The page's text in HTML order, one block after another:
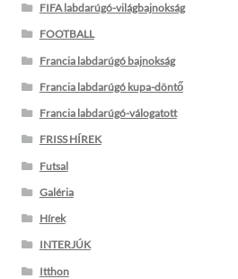
FIFA labdarúgó-világbajnokság
FOOTBALL
Francia labdarúgó bajnokság
Francia labdarúgó kupa-döntő
Francia labdarúgó-válogatott
FRISS HÍREK
Futsal
Galéria
Hírek
INTERJÚK
Itthon